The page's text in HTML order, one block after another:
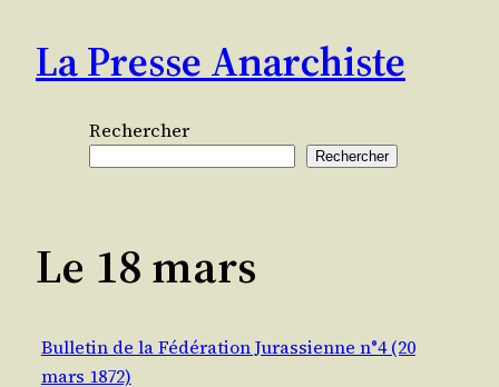
contenu
La Presse Anarchiste
Rechercher
Rechercher
Le 18 mars
Bulletin de la Fédération Jurassienne n°4 (20
mars 1872)